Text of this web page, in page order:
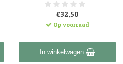
€32,50
Op voorraad
In winkelwagen